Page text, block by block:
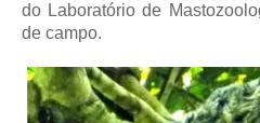
do Laboratório de
de campo.